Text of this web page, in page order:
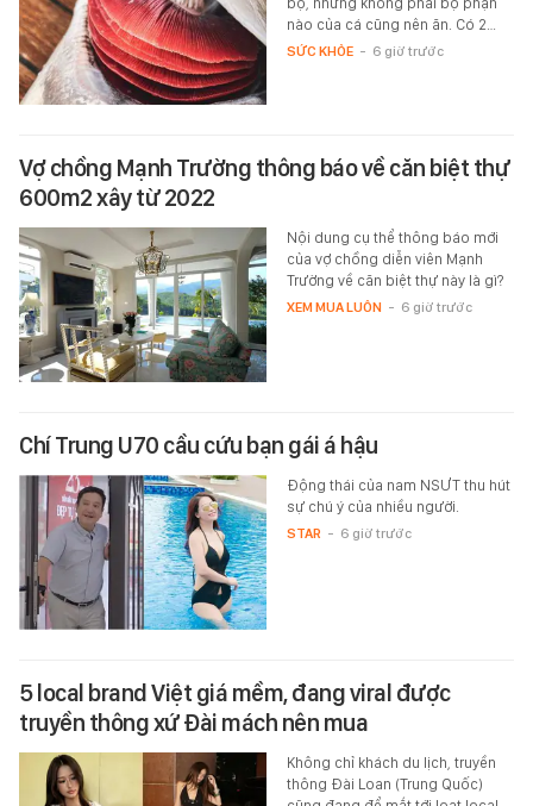
nào của cá cũng nên ăn. Có 2…
SỨC KHỎE - 6 giờ trước
Vợ chồng Mạnh Trường thông báo về căn biệt thự
600m2 xây từ 2022
Nội dung cụ thể thông báo mới
của vợ chồng diễn viên Mạnh
Trường về căn biệt thự này là gì?
XEM MUA LUÔN - 6 giờ trước
Chí Trung U70 cầu cứu bạn gái á hậu
Động thái của nam NSƯT thu hút
sự chú ý của nhiều người.
STAR - 6 giờ trước
5 local brand Việt giá mềm, đang viral được
truyền thông xứ Đài mách nên mua
Không chỉ khách du lịch, truyền
thông Đài Loan (Trung Quốc)